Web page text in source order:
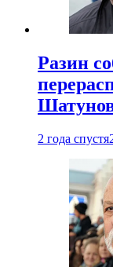
Разин
2 года спустя